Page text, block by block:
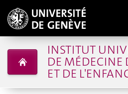
INSTITUT
DE MÉDECINE
ET DE